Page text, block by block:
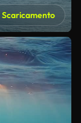
Scaricamento